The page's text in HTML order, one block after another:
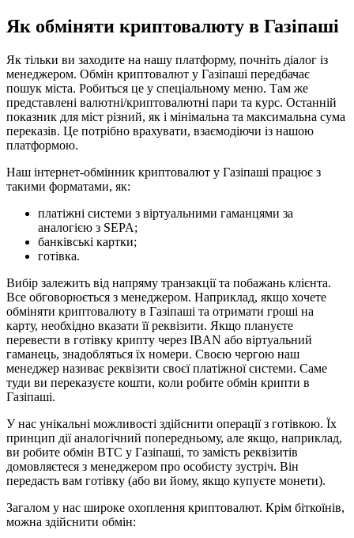
Як обміняти криптовалюту в Газіпаші
Як тільки ви заходите на нашу платформу, почніть діалог із
менеджером. Обмін криптовалют у Газіпаші передбачає
пошук міста. Робиться це у спеціальному меню. Там же
представлені валютні/криптовалютні пари та курс. Останній
показник для міст різний, як і мінімальна та максимальна сума
переказів. Це потрібно врахувати, взаємодіючи із нашою
платформою.
Наш інтернет-обмінник криптовалют у Газіпаші працює з
такими форматами, як:
платіжні системи з віртуальними гаманцями за
аналогією з SEPA;
банківські картки;
готівка.
Вибір залежить від напряму транзакції та побажань клієнта.
Все обговорюється з менеджером. Наприклад, якщо хочете
обміняти криптовалюту в Газіпаші та отримати гроші на
карту, необхідно вказати її реквізити. Якщо плануєте
перевести в готівку крипту через IBAN або віртуальний
гаманець, знадобляться їх номери. Своєю чергою наш
менеджер називає реквізити своєї платіжної системи. Саме
туди ви переказуєте кошти, коли робите обмін крипти в
Газіпаші.
У нас унікальні можливості здійснити операції з готівкою. Їх
принцип дії аналогічний попередньому, але якщо, наприклад,
ви робите обмін BTC у Газіпаші, то замість реквізитів
домовляєтеся з менеджером про особисту зустріч. Він
передасть вам готівку (або ви йому, якщо купуєте монети).
Загалом у нас широке охоплення криптовалют. Крім біткоїнів,
можна здійснити обмін: